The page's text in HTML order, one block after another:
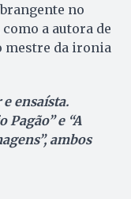
no
a autora de
mestre da ironia
ensaísta.
e “A
ambos